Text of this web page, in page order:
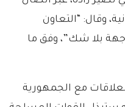
وقال: “التعاون
بلا شك”، وفق ما
مع الجمهورية